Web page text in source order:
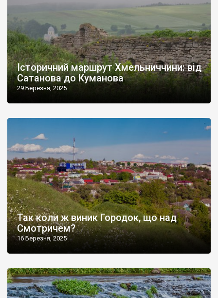
Історичний маршрут Хмельниччини: від
Сатанова до Куманова
29 Березня, 2025
Так коли ж виник Городок, що над
Смотричем?
16 Березня, 2025